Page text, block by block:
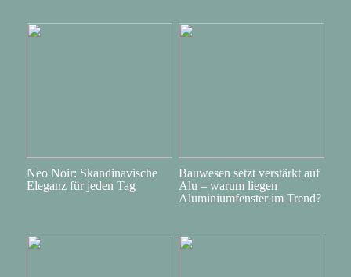
Neo Noir: Skandinavische
Eleganz für jeden Tag
Bauwesen setzt verstärkt auf
Alu – warum liegen
Aluminiumfenster im Trend?